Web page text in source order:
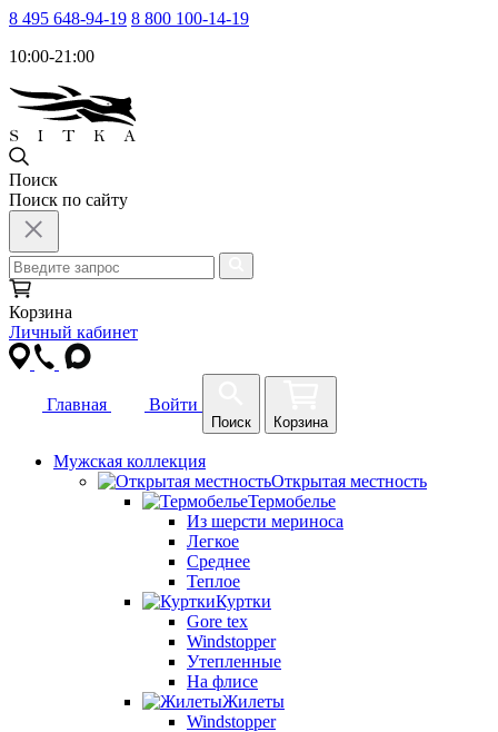
8 495 648-94-19 8 800 100-14-19
10:00-21:00
Поиск
Поиск по сайту
Корзина
Личный кабинет
Главная Войти
Поиск Корзина
Мужская коллекция
Открытая местность
Термобелье
Из шерсти мериноса
Легкое
Среднее
Теплое
Куртки
Gore tex
Windstopper
Утепленные
На флисе
Жилеты
Windstopper